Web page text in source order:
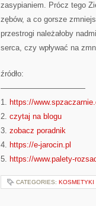
zasypianiem. Prócz tego
zębów, a co gorsze
przestrogi należałoby
serca, czy wpływać na
źródło:
———————————
1. https://
2. czytaj na blogu
3. zobacz poradnik
4. https://e-jarocin.pl
5. https://www.palety-
CATEGORIES: KOSMETYKI